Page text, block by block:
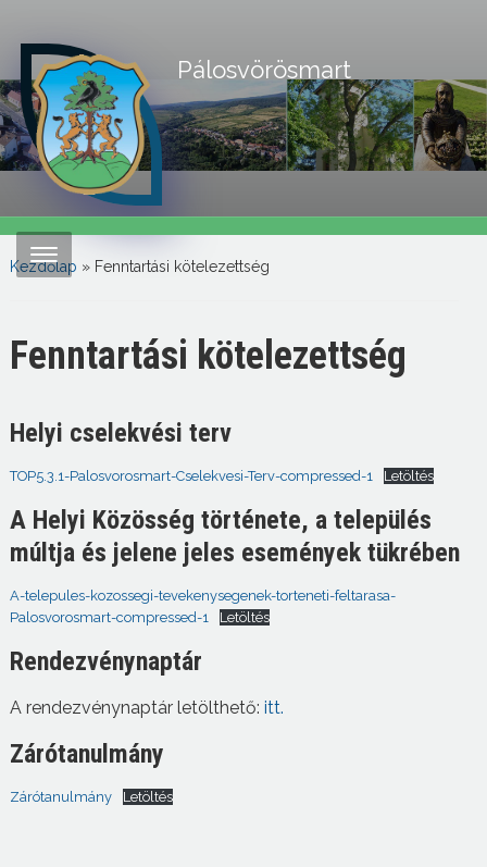
Pálosvörösmart
Kezdőlap » Fenntartási kötelezettség
Fenntartási kötelezettség
Helyi cselekvési terv
TOP5.3.1-Palosvorosmart-Cselekvesi-Terv-compressed-1 Letöltés
A Helyi Közösség története, a település
múltja és jelene jeles események tükrében
A-telepules-kozossegi-tevekenysegenek-torteneti-feltarasa-
Palosvorosmart-compressed-1
Letöltés
Rendezvénynaptár
A rendezvénynaptár letölthető: itt.
Zárótanulmány
Zárótanulmány Letöltés